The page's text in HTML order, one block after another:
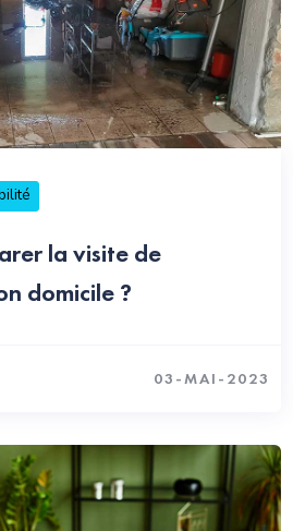
la visite de
domicile ?
03-MAI-2023